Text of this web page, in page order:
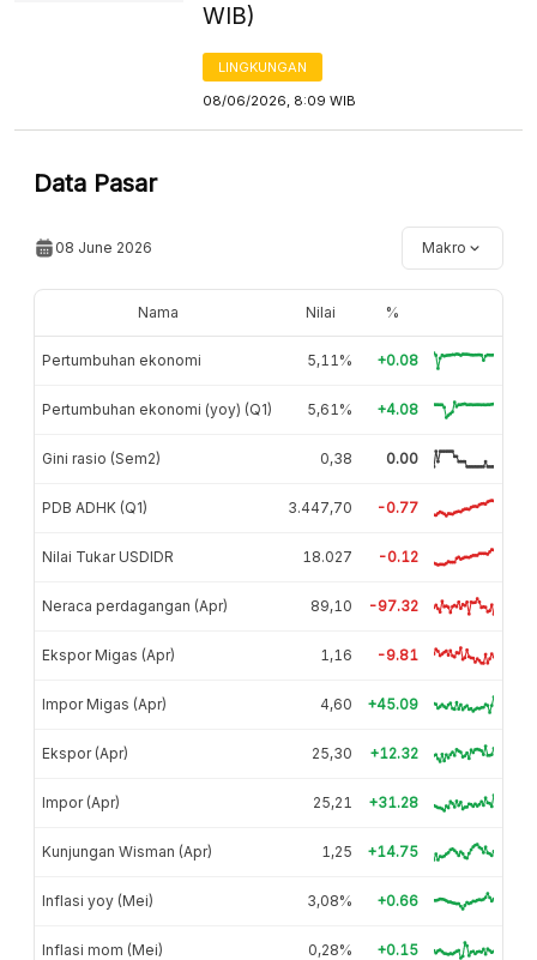
WIB)
LINGKUNGAN
08/06/2026, 8:09 WIB
Data Pasar
08 June 2026 Makro
Nama Nilai %
Pertumbuhan ekonomi 5,11% +0.08
Pertumbuhan ekonomi (yoy) (Q1) 5,61% +4.08
Gini rasio (Sem2) 0,38 0.00
PDB ADHK (Q1) 3.447,70 -0.77
Nilai Tukar USDIDR 18.027 -0.12
Neraca perdagangan (Apr) 89,10 -97.32
Ekspor Migas (Apr) 1,16 -9.81
Impor Migas (Apr) 4,60 +45.09
Ekspor (Apr) 25,30 +12.32
Impor (Apr) 25,21 +31.28
Kunjungan Wisman (Apr) 1,25 +14.75
Inflasi yoy (Mei) 3,08% +0.66
Inflasi mom (Mei) 0,28% +0.15